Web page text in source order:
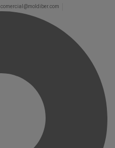
comercial@moldiber.com